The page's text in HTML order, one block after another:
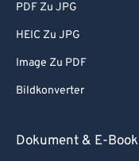
PDF Zu JPG
HEIC Zu JPG
Image Zu PDF
Bildkonverter
Dokument & E-Book